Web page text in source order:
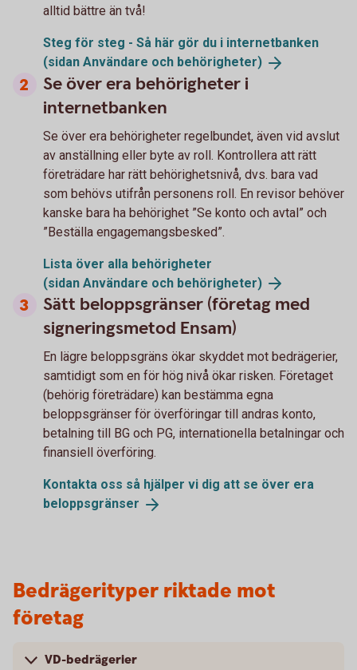
alltid bättre än två!
Steg för steg - Så här gör du i internetbanken
(sidan Användare och behörigheter)
Se över era behörigheter i
internetbanken
Se över era behörigheter regelbundet, även vid avslut
av anställning eller byte av roll. Kontrollera att rätt
företrädare har rätt behörighetsnivå, dvs. bara vad
som behövs utifrån personens roll. En revisor behöver
kanske bara ha behörighet ”Se konto och avtal” och
”Beställa engagemangsbesked”.
Lista över alla behörigheter
(sidan Användare och behörigheter)
Sätt beloppsgränser (företag med
signeringsmetod Ensam)
En lägre beloppsgräns ökar skyddet mot bedrägerier,
samtidigt som en för hög nivå ökar risken. Företaget
(behörig företrädare) kan bestämma egna
beloppsgränser för överföringar till andras konto,
betalning till BG och PG, internationella betalningar och
finansiell överföring.
Kontakta oss så hjälper vi dig att se över era
beloppsgränser
Bedrägerityper riktade mot
företag
VD-bedrägerier